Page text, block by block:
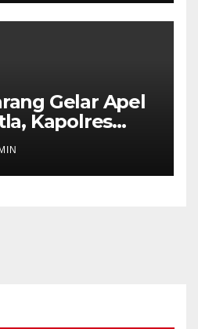
Gelar Apel
Kapolres
dan
Hadapi Musim